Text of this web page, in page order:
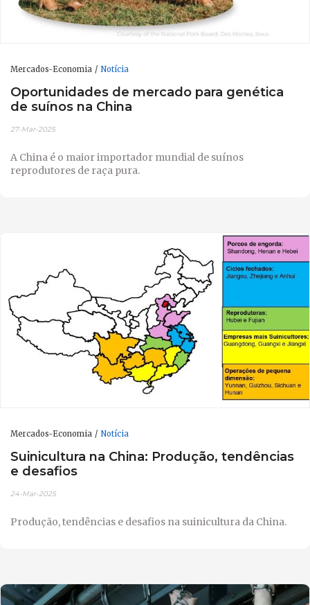
Mercados-Economia Notícia
Oportunidades de mercado para genética
de suínos na China
27-Mar-2025
A China é o maior importador mundial de suínos
reprodutores de raça pura.
Mercados-Economia Notícia
Suinicultura na China: Produção, tendências
e desafios
24-Mar-2025
Produção, tendências e desafios na suinicultura da China.